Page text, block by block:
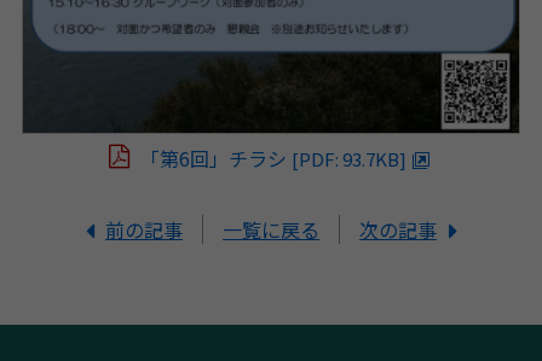
「第6回」チラシ [PDF: 93.7KB]
前の記事 一覧に戻る 次の記事